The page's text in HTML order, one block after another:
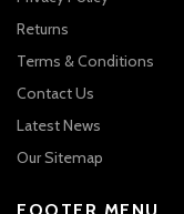
Returns
Terms & Conditions
Contact Us
Latest News
Our Sitemap
FOOTER MENU